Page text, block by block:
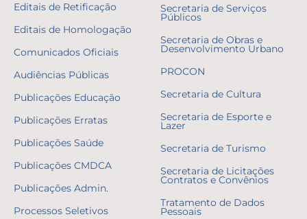
Editais de Retificação
Editais de Homologação
Comunicados Oficiais
Audiências Públicas
Publicações Educação
Publicações Erratas
Publicações Saúde
Publicações CMDCA
Publicações Admin.
Processos Seletivos
Secretaria de Serviços
Públicos
Secretaria de Obras e
Desenvolvimento Urbano
PROCON
Secretaria de Cultura
Secretaria de Esporte e
Lazer
Secretaria de Turismo
Secretaria de Licitações
Contratos e Convênios
Tratamento de Dados
Pessoais